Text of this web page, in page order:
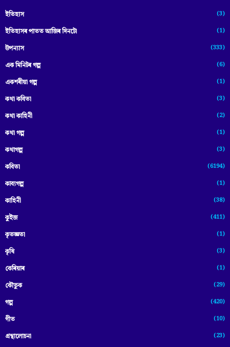
ইতিহাস (3)
ইতিহাসৰ পাতত আজিৰ দিনটো (1)
উপন্যাস (333)
এক মিনিটৰ গল্প (6)
একশৰীয়া গল্প (1)
কথা কবিতা (3)
কথা কাহিনী (2)
কথা গল্প (1)
কথাগল্প (3)
কবিতা (6194)
কাব্যগল্প (1)
কাহিনী (38)
কুইজ (411)
কৃতজ্ঞতা (1)
কৃষি (3)
কেৰিয়াৰ (1)
কৌতুক (29)
গল্প (420)
গীত (10)
গ্ৰন্থালোচনা (23)